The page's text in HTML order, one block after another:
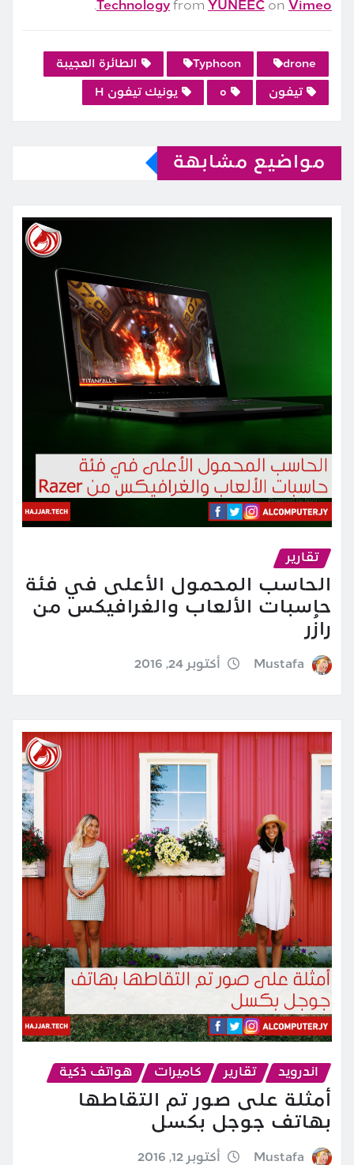
Technology from YUNEEC on Vimeo
.
drone
Typhoon الطائرة العجيبة
تيفون ه يونيك تيفون H
مواضيع مشابهة
تقارير
الحاسب المحمول الأعلى في فئة
حاسبات الألعاب والغرافيكس من
رازُر
Mustafa أكتوبر 24, 2016
اندرويد تقارير كاميرات هواتف ذكية
أمثلة على صور تم التقاطها
بهاتف جوجل بكسل
Mustafa أكتوبر 12, 2016